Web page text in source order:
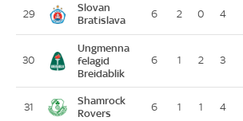
29
Slovan
Bratislava
6 2 0 4
30
Ungmenna
felagid
Breidablik
6 1 2 3
31
Shamrock
Rovers
6 1 1 4